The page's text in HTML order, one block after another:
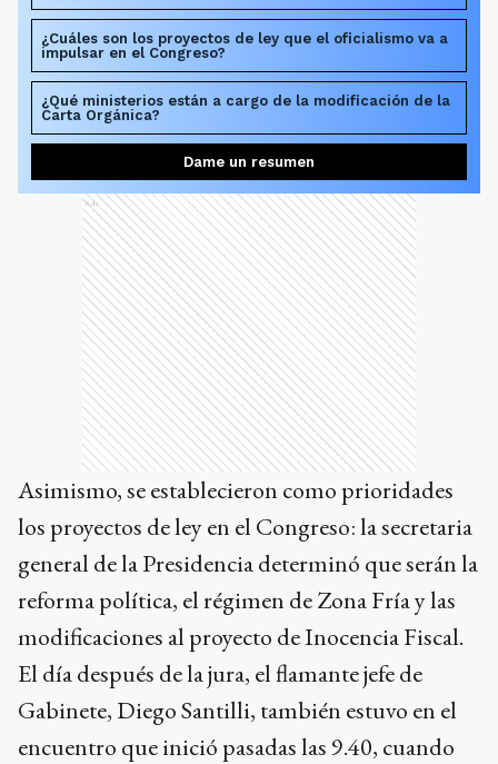
¿Cuáles son los proyectos de ley que el oficialismo va a
impulsar en el Congreso?
¿Qué ministerios están a cargo de la modificación de la
Carta Orgánica?
Dame un resumen
Ads
Asimismo, se establecieron como prioridades
los proyectos de ley en el Congreso: la secretaria
general de la Presidencia determinó que serán la
reforma política, el régimen de Zona Fría y las
modificaciones al proyecto de Inocencia Fiscal.
El día después de la jura, el flamante jefe de
Gabinete, Diego Santilli, también estuvo en el
encuentro que inició pasadas las 9.40, cuando